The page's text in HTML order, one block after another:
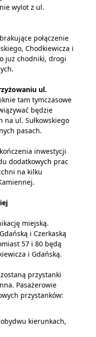
wylot z ul.
połączenie
Chodkiewicza i
już chodniki, drogi
ul.
tam tymczasowe
będzie
na ul. Sułkowskiego
pasach.
inwestycji
dodatkowych prac
na kilku
miejską.
i Czerkaską
57 i 80 będą
i Gdańską.
przystanki
Pasażerowie
przystanków:
kierunkach,